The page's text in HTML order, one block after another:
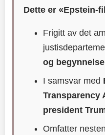
Dette er «Epstein-
Frigitt av det
og
I samsvar med
Transparency
president
Omfatter